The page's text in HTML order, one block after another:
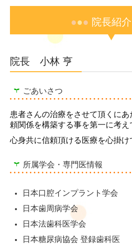
●●● 院長紹介
院長 小林 亨
ごあいさつ
患者さんの治療をさせて頂くに
頼関係を構築する事を第一に考え
心身共に信頼頂ける医療を心掛け
所属学会・専門医情報
日本口腔インプラント学会
日本歯周病学会
日本法歯科医学会
日本糖尿病協会 登録歯科医